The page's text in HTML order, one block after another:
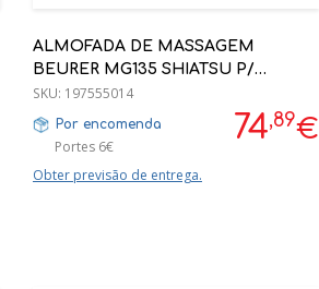
ALMOFADA DE MASSAGEM
BEURER MG135 SHIATSU P/
OMBROS, COSTAS, PESCOÇO E
PERNAS
74,89€
SKU: 197555014
Por encomenda
Portes 6€
Obter previsão de entrega.